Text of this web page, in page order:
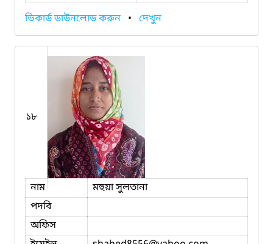
ভিকার্ড ডাউনলোড করুন • দেখুন
১৮
নাম
মহুয়া সুলতানা
পদবি
অফিস